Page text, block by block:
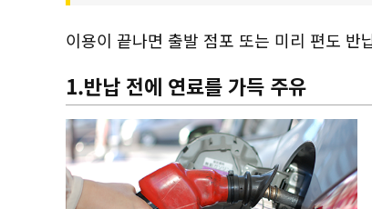
이용이 끝나면 출발 점포 또는 미리 편도
1.반납 전에 연료를 가득 주유